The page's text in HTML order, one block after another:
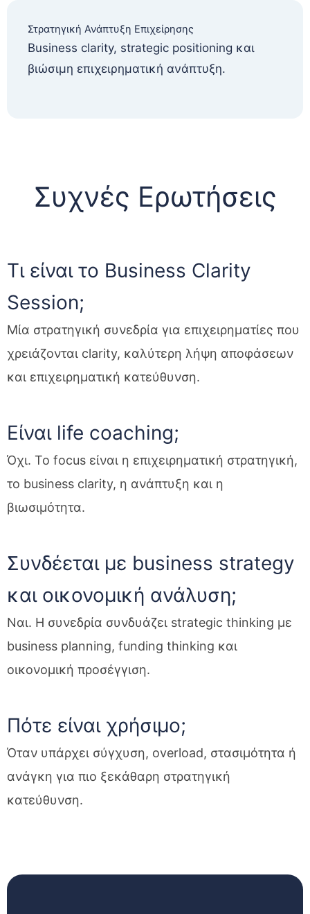
Στρατηγική Ανάπτυξη Επιχείρησης
Business clarity, strategic positioning και
βιώσιμη επιχειρηματική ανάπτυξη.
Συχνές Ερωτήσεις
Τι είναι το Business Clarity
Session;
Μία στρατηγική συνεδρία για επιχειρηματίες που
χρειάζονται clarity, καλύτερη λήψη αποφάσεων
και επιχειρηματική κατεύθυνση.
Είναι life coaching;
Όχι. Το focus είναι η επιχειρηματική στρατηγική,
το business clarity, η ανάπτυξη και η
βιωσιμότητα.
Συνδέεται με business strategy
και οικονομική ανάλυση;
Ναι. Η συνεδρία συνδυάζει strategic thinking με
business planning, funding thinking και
οικονομική προσέγγιση.
Πότε είναι χρήσιμο;
Όταν υπάρχει σύγχυση, overload, στασιμότητα ή
ανάγκη για πιο ξεκάθαρη στρατηγική
κατεύθυνση.